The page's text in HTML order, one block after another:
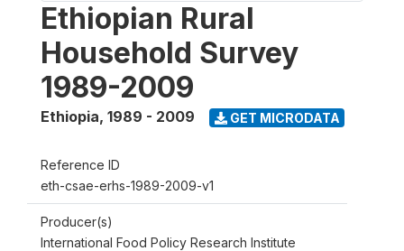
Ethiopian Rural
Household Survey
1989-2009
Ethiopia, 1989 - 2009 GET MICRODATA
Reference ID
eth-csae-erhs-1989-2009-v1
Producer(s)
International Food Policy Research Institute